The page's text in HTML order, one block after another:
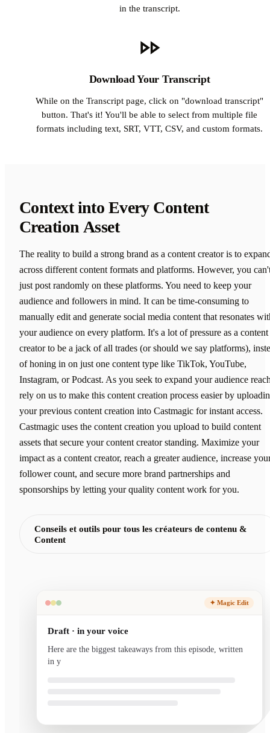
in the transcript.
Download Your Transcript
While on the Transcript page, click on "download transcript"
button. That's it! You'll be able to select from multiple file
formats including text, SRT, VTT, CSV, and custom formats.
Context into Every Content
Creation Asset
The reality to build a strong brand as a content creator is to
across different content formats and platforms. However, you
just post randomly on these platforms. You need to keep your
audience and followers in mind. It can be time-consuming to
manually edit and generate social media content that resonates
your audience on every platform. It's a lot of pressure as a content
creator to be a jack of all trades (or should we say platforms),
of honing in on just one content type like TikTok, YouTube,
Instagram, or Podcast. As you seek to expand your audience
rely on us to make this content creation process easier by
your previous content creation into Castmagic for instant access.
Castmagic uses the content creation you upload to build content
assets that secure your content creator standing. Maximize your
impact as a content creator, reach a greater audience, increase
follower count, and secure more brand partnerships and
sponsorships by letting your quality content work for you.
Conseils et outils pour tous les créateurs de contenu &
Content
✦ Magic Edit
Draft · in your voice
Here are the biggest takeaways from this episode, written
in your voice and ready to send.